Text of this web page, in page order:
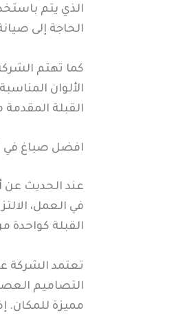
الذي يتم
الحاجة إلى
كما تهتم
الألوان
القبلة
افضل صباغ في
عند الحديث عن
في العمل،
القبلة كواحدة
تعتمد الشركة
التصاميم
مميزة للمكان.